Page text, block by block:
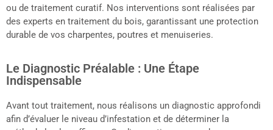
ou de traitement curatif. Nos interventions sont réalisées par
des experts en traitement du bois, garantissant une protection
durable de vos charpentes, poutres et menuiseries.
Le Diagnostic Préalable : Une Étape
Indispensable
Avant tout traitement, nous réalisons un diagnostic approfondi
afin d’évaluer le niveau d’infestation et de déterminer la